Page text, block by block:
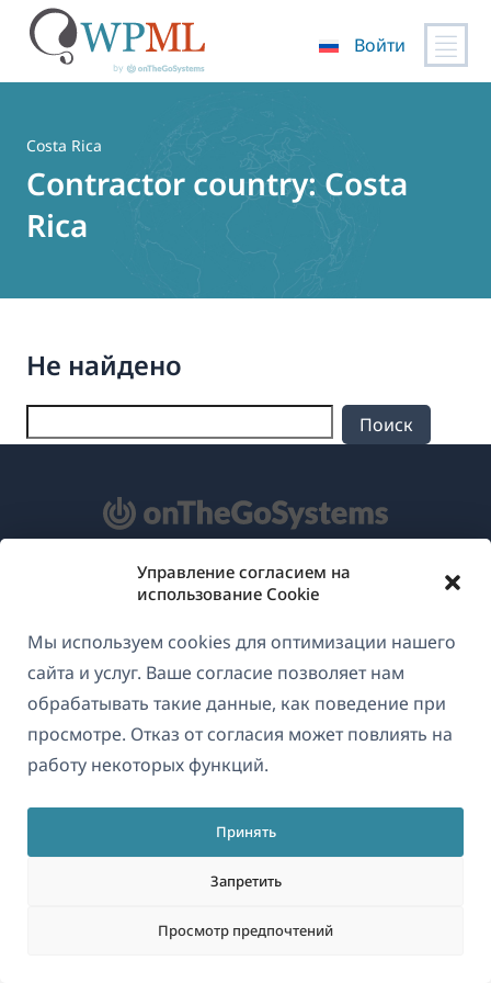
Управление согласием на
использование Cookie
Мы используем cookies для оптимизации нашего
сайта и услуг. Ваше согласие позволяет нам
обрабатывать такие данные, как поведение при
просмотре. Отказ от согласия может повлиять на
работу некоторых функций.
Принять
Запретить
Просмотр предпочтений
содержимому
Войти
Costa Rica
Contractor country: Costa
Rica
Не найдено
© 2026OnTheGoSystems Limited
О WPML
GDPR и политика конфиденциальности
Присоединяйтесь к нашей команде
в
новом
(открывается
в
новом
(открывается
в
новом
(открывается
в